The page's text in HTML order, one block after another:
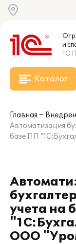
и
Каталог
Главная
Автоматизация
базе ПП
учета на
ООО